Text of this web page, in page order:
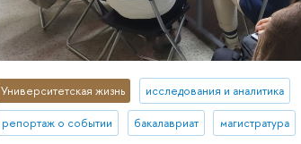
Университетская жизнь исследования и аналитика
репортаж о событии бакалавриат магистратура